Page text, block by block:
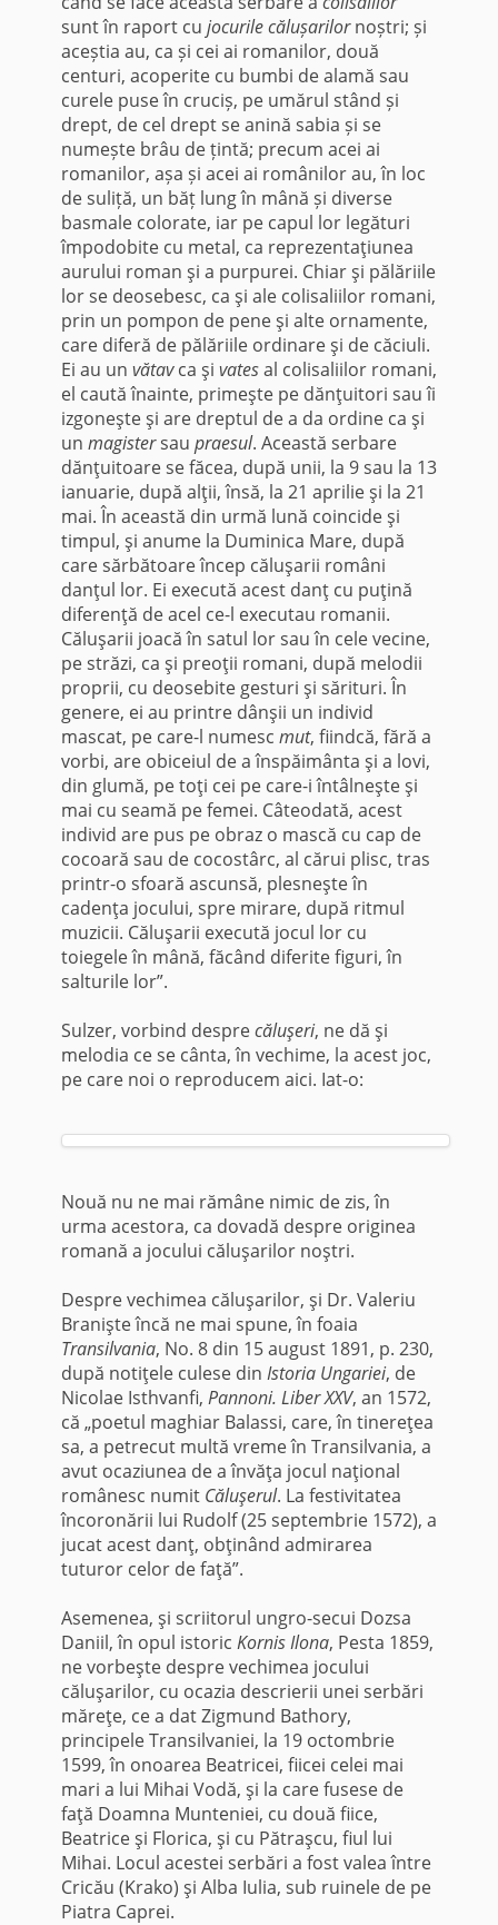
sunt în raport cu jocurile călușarilornoștri; și
aceștia au, ca și cei ai romanilor, două
centuri, acoperite cu bumbi de alamă sau
curele puse în cruciș, pe umărul stând și
drept, de cel drept se anină sabia și se
numește brâu de țintă; precum acei ai
romanilor, așa și acei ai românilor au, în loc
de suliță, un băț lung în mână și diverse
basmale colorate, iar pe capul lor legături
împodobite cu metal, ca reprezentaţiunea
aurului roman şi a purpurei. Chiar şi pălăriile
lor se deosebesc, ca şi ale colisaliilor romani,
prin un pompon de pene şi alte ornamente,
care diferă de pălăriile ordinare şi de căciuli.
Ei au un vătavca şi vatesal colisaliilor romani,
el caută înainte, primeşte pe dănţuitori sau îi
izgoneşte şi are dreptul de a da ordine ca şi
un magistersau praesul. Această serbare
dănţuitoare se făcea, după unii, la 9 sau la 13
ianuarie, după alţii, însă, la 21 aprilie şi la 21
mai. În această din urmă lună coincide şi
timpul, şi anume la Duminica Mare, după
care sărbătoare încep căluşarii români
danţul lor. Ei execută acest danţ cu puţină
diferenţă de acel ce-l executau romanii.
Căluşarii joacă în satul lor sau în cele vecine,
pe străzi, ca şi preoţii romani, după melodii
proprii, cu deosebite gesturi şi sărituri. În
genere, ei au printre dânşii un individ
mascat, pe care-l numesc mut, fiindcă, fără a
vorbi, are obiceiul de a înspăimânta şi a lovi,
din glumă, pe toţi cei pe care-i întâlneşte şi
mai cu seamă pe femei. Câteodată, acest
individ are pus pe obraz o mască cu cap de
cocoară sau de cocostârc, al cărui plisc, tras
printr-o sfoară ascunsă, plesneşte în
cadenţa jocului, spre mirare, după ritmul
muzicii. Căluşarii execută jocul lor cu
toiegele în mână, făcând diferite figuri, în
salturile lor”.
Sulzer, vorbind desprecăluşeri, ne dă şi
melodia ce se cânta, în vechime, la acest joc,
pe care noi o reproducem aici. Iat-o:
Nouă nu ne mai rămâne nimic de zis, în
urma acestora, ca dovadă despre originea
romană a jocului căluşarilor noştri.
Despre vechimea căluşarilor, şi Dr. Valeriu
Branişte încă ne mai spune, în foaia
Transilvania, No. 8 din 15 august 1891, p. 230,
după notiţele culese din Istoria Ungariei, de
Nicolae Isthvanfi, Pannoni. Liber XXV, an 1572,
că „poetul maghiar Balassi, care, în tinereţea
sa, a petrecut multă vreme în Transilvania, a
avut ocaziunea de a învăţa jocul naţional
românesc numit Căluşerul. La festivitatea
încoronării lui Rudolf (25 septembrie 1572), a
jucat acest danţ, obţinând admirarea
tuturor celor de faţă”.
Asemenea, şi scriitorul ungro-secui Dozsa
Daniil, în opul istoric Kornis Ilona, Pesta 1859,
ne vorbeşte despre vechimea jocului
căluşarilor, cu ocazia descrierii unei serbări
măreţe, ce a dat Zigmund Bathory,
principele Transilvaniei, la 19 octombrie
1599, în onoarea Beatricei, fiicei celei mai
mari a lui Mihai Vodă, şi la care fusese de
faţă Doamna Munteniei, cu două fiice,
Beatrice şi Florica, şi cu Pătraşcu, fiul lui
Mihai. Locul acestei serbări a fost valea între
Cricău (Krako) şi Alba Iulia, sub ruinele de pe
Piatra Caprei.